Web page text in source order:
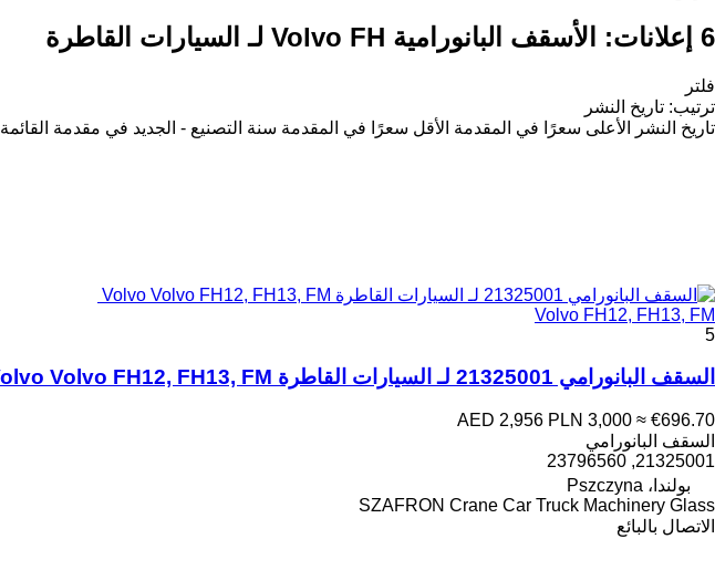
6 إعلانات: الأسقف البانورامية Volvo FH لـ السيارات القاطرة
فلتر
ترتيب: تاريخ النشر
تاريخ النشر
الأعلى سعرًا في المقدمة الأقل سعرًا في المقدمة سنة التصنيع - الجديد في مقدمة القائمة
Volvo FH12, FH13, FM
5
السقف البانورامي 21325001 لـ السيارات القاطرة Volvo Volvo FH12, FH13, FM
AED 2,956 PLN 3,000 ≈ €696.70
السقف البانورامي
21325001, 23796560
بولندا، Pszczyna
SZAFRON Crane Car Truck Machinery Glass
الاتصال بالبائع